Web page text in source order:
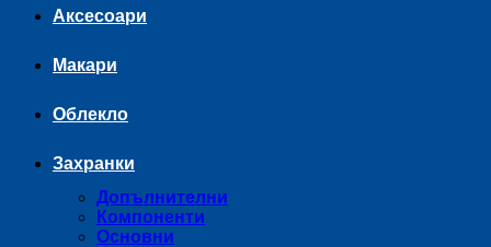
Аксесоари
Макари
Облекло
Захранки
Допълнителни
Компоненти
Основни